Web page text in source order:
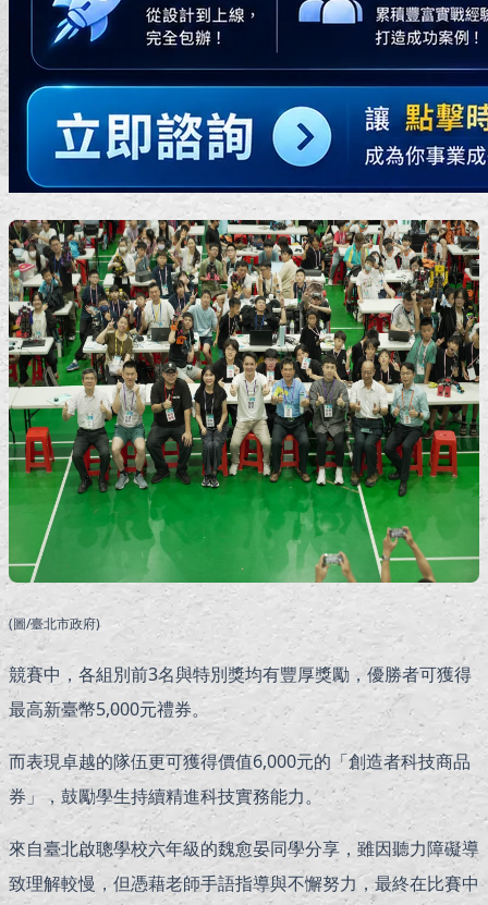
(圖/臺北市政府)
競賽中，各組別前3名與特別獎均有豐厚獎勵，優勝者可獲得
最高新臺幣5,000元禮券。
而表現卓越的隊伍更可獲得價值6,000元的「創造者科技商品
券」，鼓勵學生持續精進科技實務能力。
來自臺北啟聰學校六年級的魏愈晏同學分享，雖因聽力障礙導
致理解較慢，但憑藉老師手語指導與不懈努力，最終在比賽中